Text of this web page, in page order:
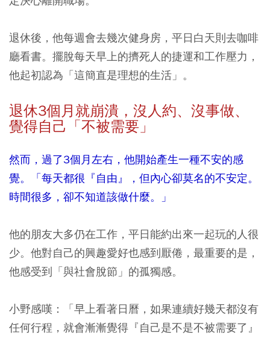
退休後，他每週會去幾次健身房，平日白天則去咖啡
廳看書。擺脫每天早上的擠死人的捷運和工作壓力，
他起初認為「這簡直是理想的生活」。
退休3個月就崩潰，沒人約、沒事做、
覺得自己「不被需要」
然而，過了3個月左右，他開始產生一種不安的感
覺。「每天都很『自由』，但內心卻莫名的不安定。
時間很多，卻不知道該做什麼。」
他的朋友大多仍在工作，平日能約出來一起玩的人很
少。他對自己的興趣愛好也感到厭倦，最重要的是，
他感受到「與社會脫節」的孤獨感。
小野感嘆：「早上看著日曆，如果連續好幾天都沒有
任何行程，就會漸漸覺得『自己是不是不被需要了』